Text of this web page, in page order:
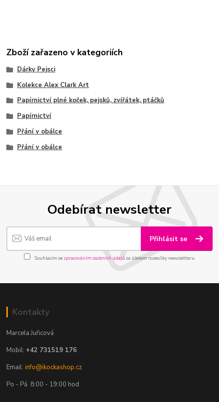
Zboží zařazeno v kategoriích
Dárky Pejsci
Kolekce Alex Clark Art
Papírnictví plné koček, pejsků, zvířátek, ptáčků
Papírnictví
Přání v obálce
Přání v obálce
Odebírat newsletter
Přihlásit se
Souhlasím se zpracováním osobních údajůza účelem rozesílky newsletteru.
Kontakty
Marcela Juřicová
Mobil: +42 731519 176
Email:info@ikockashop.cz
Po - Pá 8:00 - 19:00 hod